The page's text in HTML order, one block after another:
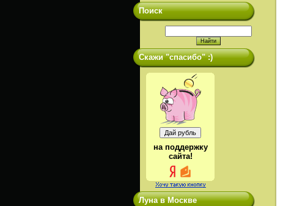
Поиск
Скажи "спасибо" :)
на поддержку
сайта!
Луна в Москве